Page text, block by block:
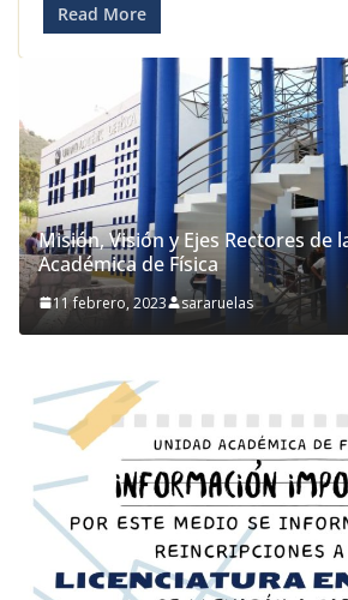
Read More
Misión, Visión y Ejes Rectores de
Académica de Física
11 febrero, 2023 sararuelas